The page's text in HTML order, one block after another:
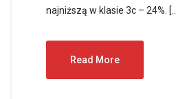
najniższą w klasie 3c – 24%. […]
Read More